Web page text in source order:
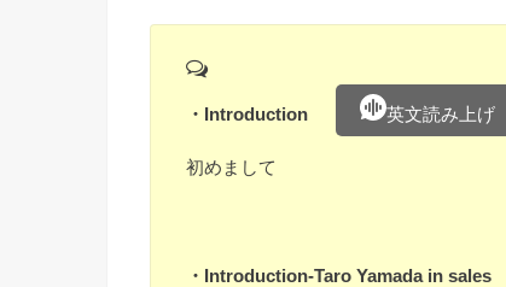
・Introduction 英文読み上げ
初めまして
・Introduction-Taro Yamada in sales